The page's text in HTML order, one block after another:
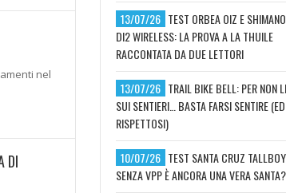
nel
DI
13/07/26 TEST ORBEA OIZ E
DI2 WIRELESS: LA PROVA A LA THUILE
RACCONTATA DA DUE LETTORI
13/07/26 TRAIL BIKE BELL: PER NON
SUI SENTIERI… BASTA FARSI SENTIRE
RISPETTOSI)
10/07/26 TEST SANTA CRUZ
SENZA VPP È ANCORA UNA VERA SANTA?